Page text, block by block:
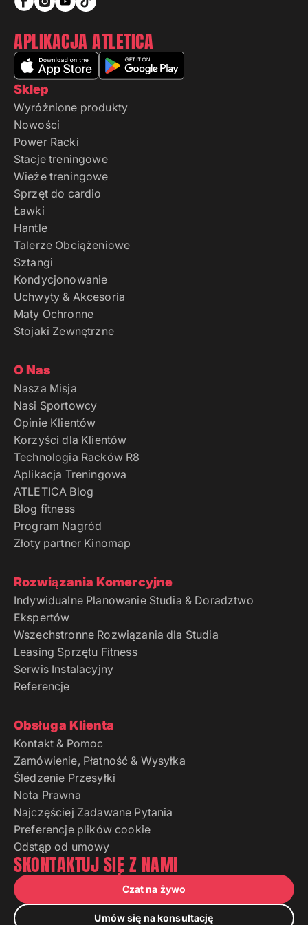
Sklep
Wyróżnione produkty
Nowości
Power Racki
Stacje treningowe
Wieże treningowe
Sprzęt do cardio
Ławki
Hantle
Talerze Obciążeniowe
Sztangi
Kondycjonowanie
Uchwyty & Akcesoria
Maty Ochronne
Stojaki Zewnętrzne
O Nas
Nasza Misja
Nasi Sportowcy
Opinie Klientów
Korzyści dla Klientów
Technologia Racków R8
Aplikacja Treningowa
ATLETICA Blog
Blog fitness
Program Nagród
Złoty partner Kinomap
Rozwiązania Komercyjne
Indywidualne Planowanie Studia & Doradztwo
Ekspertów
Wszechstronne Rozwiązania dla Studia
Leasing Sprzętu Fitness
Serwis Instalacyjny
Referencje
Obsługa Klienta
Kontakt & Pomoc
Zamówienie, Płatność & Wysyłka
Śledzenie Przesyłki
Nota Prawna
Najczęściej Zadawane Pytania
Preferencje plików cookie
Odstąp od umowy
APLIKACJA ATLETICA
SKONTAKTUJ SIĘ Z NAMI
Czat na żywo
Umów się na konsultację